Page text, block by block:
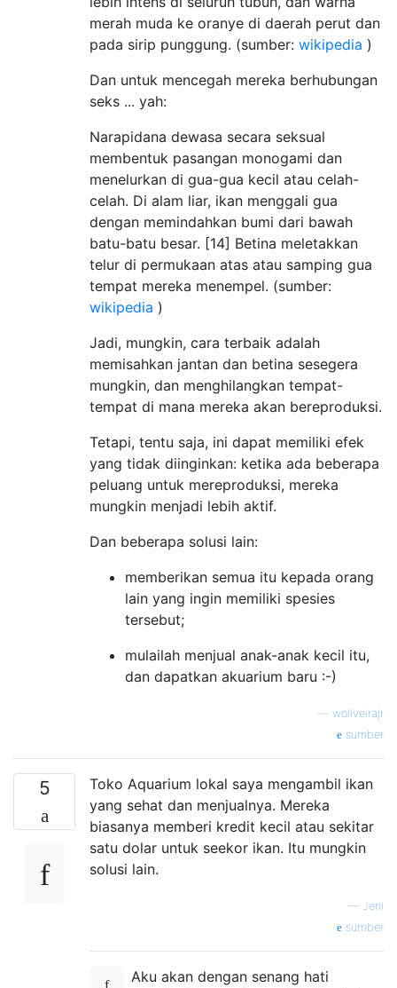
merah muda ke oranye di daerah perut dan
pada sirip punggung. (sumber: wikipedia )
Dan untuk mencegah mereka berhubungan
seks ... yah:
Narapidana dewasa secara seksual
membentuk pasangan monogami dan
menelurkan di gua-gua kecil atau celah-
celah. Di alam liar, ikan menggali gua
dengan memindahkan bumi dari bawah
batu-batu besar. [14] Betina meletakkan
telur di permukaan atas atau samping gua
tempat mereka menempel. (sumber:
wikipedia )
Jadi, mungkin, cara terbaik adalah
memisahkan jantan dan betina sesegera
mungkin, dan menghilangkan tempat-
tempat di mana mereka akan bereproduksi.
Tetapi, tentu saja, ini dapat memiliki efek
yang tidak diinginkan: ketika ada beberapa
peluang untuk mereproduksi, mereka
mungkin menjadi lebih aktif.
Dan beberapa solusi lain:
memberikan semua itu kepada orang
lain yang ingin memiliki spesies
tersebut;
mulailah menjual anak-anak kecil itu,
dan dapatkan akuarium baru :-)
woliveirajr
sumber
5
Toko Aquarium lokal saya mengambil ikan
yang sehat dan menjualnya. Mereka
biasanya memberi kredit kecil atau sekitar
satu dolar untuk seekor ikan. Itu mungkin
solusi lain.
— Jeni
sumber
Aku akan dengan senang hati